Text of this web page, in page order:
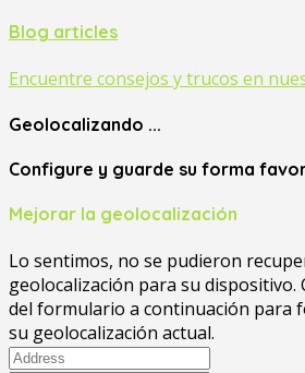
Blog articles
Encuentre consejos y trucos en
Geolocalizando ...
Configure y guarde su forma
Mejorar la geolocalización
Lo sentimos, no se pudieron
geolocalización para su dispositivo.
del formulario a continuación para
su geolocalización actual.